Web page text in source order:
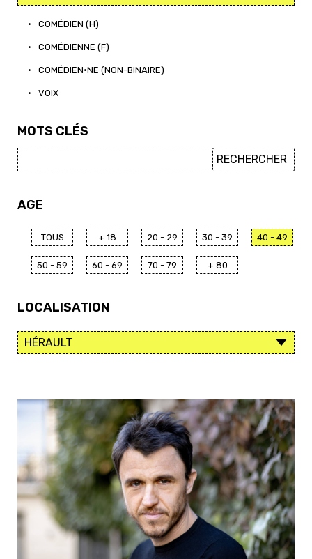
• COMÉDIEN (H)
• COMÉDIENNE (F)
• COMÉDIEN·NE (NON-BINAIRE)
• VOIX
MOTS CLÉS
AGE
TOUS + 18 20 - 29 30 - 39 40 - 49
50 - 59 60 - 69 70 - 79 + 80
LOCALISATION